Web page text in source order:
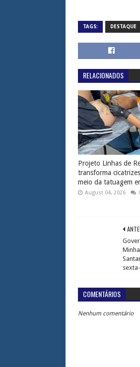
TAGS: DESTAQUE
RELACIONADOS
Projeto Linhas de
transforma
meio da tatuagem
August 04, 2026
COMENTÁRIOS
Nenhum comentário